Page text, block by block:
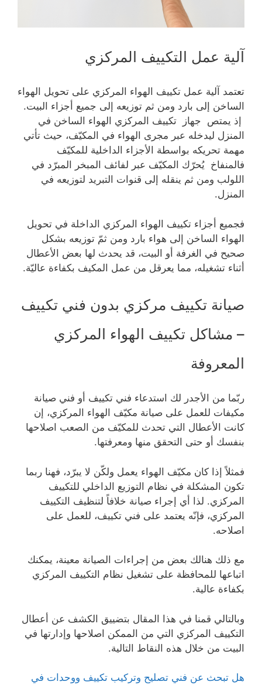
آلية عمل التكييف المركزي
تعتمد آلية عمل تكييف الهواء المركزي على تحويل الهواء
الساخن إلى بارد ومن ثم توزيعه إلى جميع أجزاء البيت.
إذ يمتص جهاز تكييف المركزي الهواء الساخن في
المنزل ليدخله عبر مجرى الهواء في المكيّف، حيث تأتي
مهمة تحريكه بواسطة الأجزاء الداخلية للمكيّف
فالمنفاخ يُحرّك المكيّف عبر لفائف المبخر المبرّد في
اللولب ومن ثم ينقله إلى قنوات التبريد لتوزيعه في
المنزل.
فجميع أجزاء تكييف الهواء المركزي الداخلة في تحويل
الهواء الساخن إلى هواء بارد ومن ثمّ توزيعه بشكل
صحيح في الغرفة أو البيت، قد يحدث لها بعض الأعطال
أثناء تشغيله، مما يعرقل من عمل المكيف بكفاءة عاليّة.
صيانة تكييف مركزي بدون فني تكييف
– مشاكل تكييف الهواء المركزي
المعروفة
ربّما من الأجدر لك استدعاء فني تكييف أو فني صيانة
مكيفات للعمل على صيانة مكيّف الهواء المركزي، إن
كانت الأعطال التي تحدث للمكيّف من الصعب اصلاحها
بنفسك أو حتى التحقق منها ومعرفتها.
فمثلاً إذا كان مكيّف الهواء يعمل ولكّن لا يبرّد، فهنا ربما
تكون المشكلة في نظام التوزيع الداخلي للتكييف
المركزي. لذا أي إجراء صيانة خلافاً لتنظيف التكييف
المركزي، فإنّه يعتمد على فني تكييف، للعمل على
اصلاحه.
مع ذلك هنالك بعض من إجراءات الصيانة معينة، يمكنك
اتباعها للمحافظة على تشغيل نظام التكييف المركزي
بكفاءة عالية.
وبالتالي قمنا في هذا المقال بتضييق الكشف عن أعطال
التكييف المركزي التي من الممكن اصلاحها وإدارتها في
البيت من خلال هذه النقاط التالية.
هل تبحث عن فني تصليح وتركيب تكييف ووحدات في